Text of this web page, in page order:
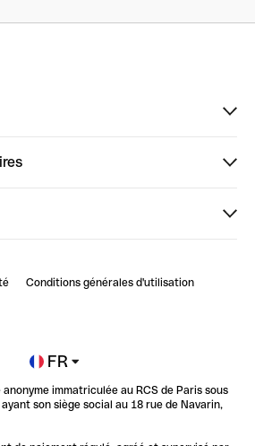
carrières/productivité
Conditions générales d'utilisation
FR
immatriculée au RCS de Paris sous
son siège social au 18 rue de Navarin,